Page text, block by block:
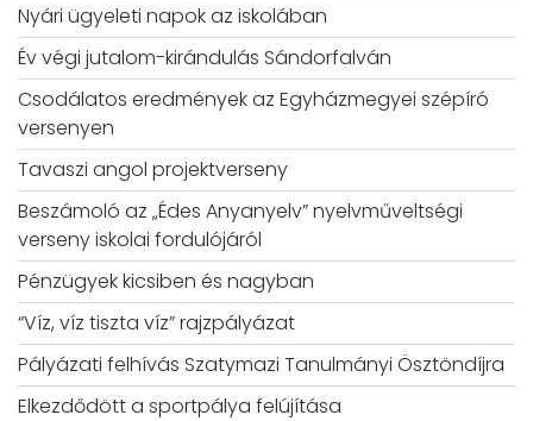
Nyári ügyeleti napok az iskolában
Év végi jutalom-kirándulás Sándorfalván
Csodálatos eredmények az Egyházmegyei szépíró
versenyen
Tavaszi angol projektverseny
Beszámoló az „Édes Anyanyelv” nyelvműveltségi
verseny iskolai fordulójáról
Pénzügyek kicsiben és nagyban
“Víz, víz tiszta víz” rajzpályázat
Pályázati felhívás Szatymazi Tanulmányi Ösztöndíjra
Elkezdődött a sportpálya felújítása